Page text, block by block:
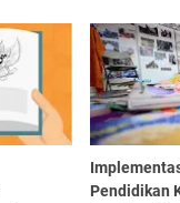
Pendidikan